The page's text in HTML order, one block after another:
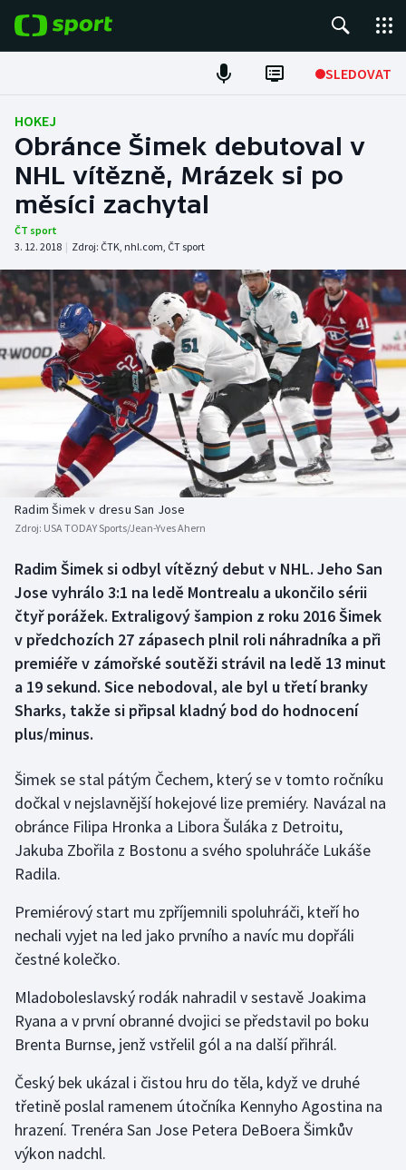
SLEDOVAT
Fotbal
Hokej
Tenis
Atletika
Cyklistika
DALŠÍ SPORTY
Americký fotbal
Baseball a softbal
Basketbal
Biatlon
Box
Curling
Dostihy
Florbal
Golf
Gymnastika
Jezdectví
Krasobruslení
Lezení
Lyže a snowboard
Moderní pětiboj
NEPŘEHLÉDNĚTE
Soutěže
Historické návraty
Aplikace ČT sport
HOKEJ
Obránce Šimek debutoval v
NHL vítězně, Mrázek si po
měsíci zachytal
ČT sport
3. 12. 2018 | Zdroj: ČTK, nhl.com, ČT sport
Radim Šimek v dresu San Jose
Zdroj: USA TODAY Sports/Jean-Yves Ahern
Radim Šimek si odbyl vítězný debut v NHL. Jeho San
Jose vyhrálo 3:1 na ledě Montrealu a ukončilo sérii
čtyř porážek. Extraligový šampion z roku 2016 Šimek
v předchozích 27 zápasech plnil roli náhradníka a při
premiéře v zámořské soutěži strávil na ledě 13 minut
a 19 sekund. Sice nebodoval, ale byl u třetí branky
Sharks, takže si připsal kladný bod do hodnocení
plus/minus.
Šimek se stal pátým Čechem, který se v tomto ročníku
dočkal v nejslavnější hokejové lize premiéry. Navázal na
obránce Filipa Hronka a Libora Šuláka z Detroitu,
Jakuba Zbořila z Bostonu a svého spoluhráče Lukáše
Radila.
Premiérový start mu zpříjemnili spoluhráči, kteří ho
nechali vyjet na led jako prvního a navíc mu dopřáli
čestné kolečko.
Mladoboleslavský rodák nahradil v sestavě Joakima
Ryana a v první obranné dvojici se představil po boku
Brenta Burnse, jenž vstřelil gól a na další přihrál.
Český bek ukázal i čistou hru do těla, když ve druhé
třetině poslal ramenem útočníka Kennyho Agostina na
hrazení. Trenéra San Jose Petera DeBoera Šimkův
výkon nadchl.